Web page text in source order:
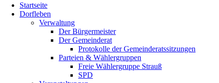
oben
scrollen
Startseite
Dorfleben
Verwaltung
Der Bürgermeister
Der Gemeinderat
Protokolle der Gemeinderatssitzungen
Parteien & Wählergruppen
Freie Wählergruppe Strauß
SPD